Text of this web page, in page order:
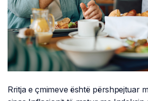
Rritja e çmimeve është përshpejtuar